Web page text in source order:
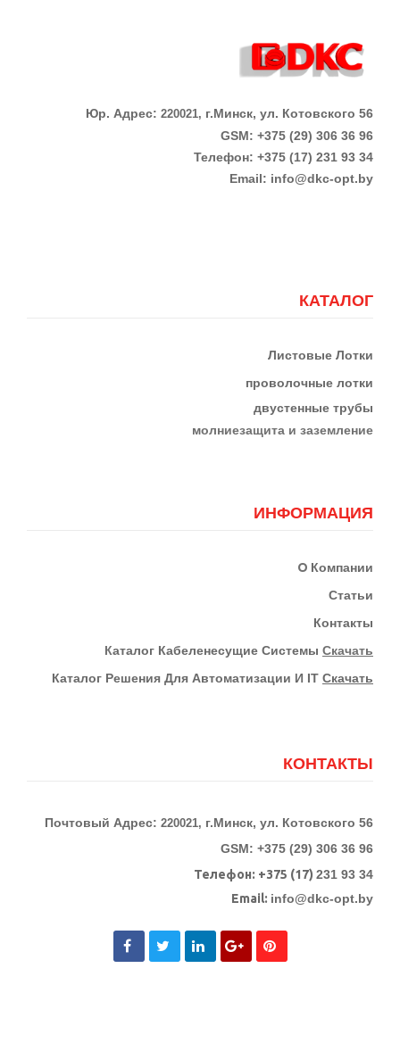
Юр. Адрес: 220021, г.Минск, ул. Котовского 56
GSM: +375 (29) 306 36 96
Телефон: +375 (17) 231 93 34
Email: info@dkc-opt.by
КАТАЛОГ
Листовые Лотки
проволочные лотки
двустенные трубы
молниезащита и заземление
ИНФОРМАЦИЯ
О Компании
Статьи
Контакты
КАталог Кабеленесущие Системы Скачать
Каталог Решения Для Автоматизации И IT Скачать
КОНТАКТЫ
Почтовый Адрес: 220021, г.Минск, ул. Котовского 56
GSM: +375 (29) 306 36 96
Телефон: +375 (17) 231 93 34
Email: info@dkc-opt.by